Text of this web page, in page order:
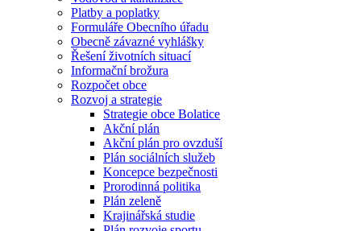
Platby a poplatky
Formuláře Obecního úřadu
Obecně závazné vyhlášky
Řešení životních situací
Informační brožura
Rozpočet obce
Rozvoj a strategie
Strategie obce Bolatice
Akční plán
Akční plán pro ovzduší
Plán sociálních služeb
Koncepce bezpečnosti
Prorodinná politika
Plán zeleně
Krajinářská studie